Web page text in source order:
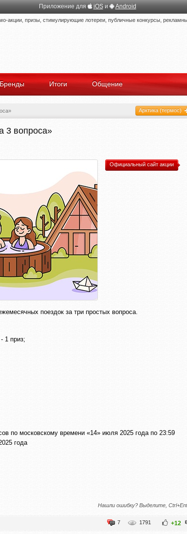
Приложение для iOSи Android
акции, призы, стимулирующие лотереи, публичные конкурсы,
Бренды Итоги Общение
Арктика (термос)
3 вопроса»
Официальный сайт акции
поездок за три простых вопроса.
1 приз;
по московскому времени «14» июля 2025 года по 23:59
года
Нашли ошибку? Выделите,
+12
1791
7